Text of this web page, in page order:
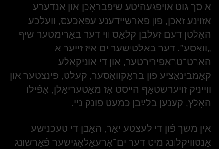
אַ סך גוט אויפֿגעהיטע שיפֿבראָכן און אַנדערע
אַזוינע זאַכן, פֿון פֿאַרשײדענע עפּאָכעס, װעלכע
האַלטן דעם זעלבן קלאַס װי דער באַרימטער שיף
„װאַסע”. דער באַלטישער ים איז זײער אַ
האַרט־טראַפֿירירטער, און די אוניקאַלע
קאָמבינאַציע פֿון בראַקװאַסער, קעלט, פֿינצטער און
װײניק זויערשטאָף הײסט אַז מאַטעריאַלן, אַפֿילו
האָלץ, קענען בלײַבן כּמעט פֿונק נײַ.
אין משך פֿון די לעצטע יאָר, האָבן די טעכנישע
אַנטװיקלונג מיט דער ים־אַרעאָלאָגישער פֿאָרשונג